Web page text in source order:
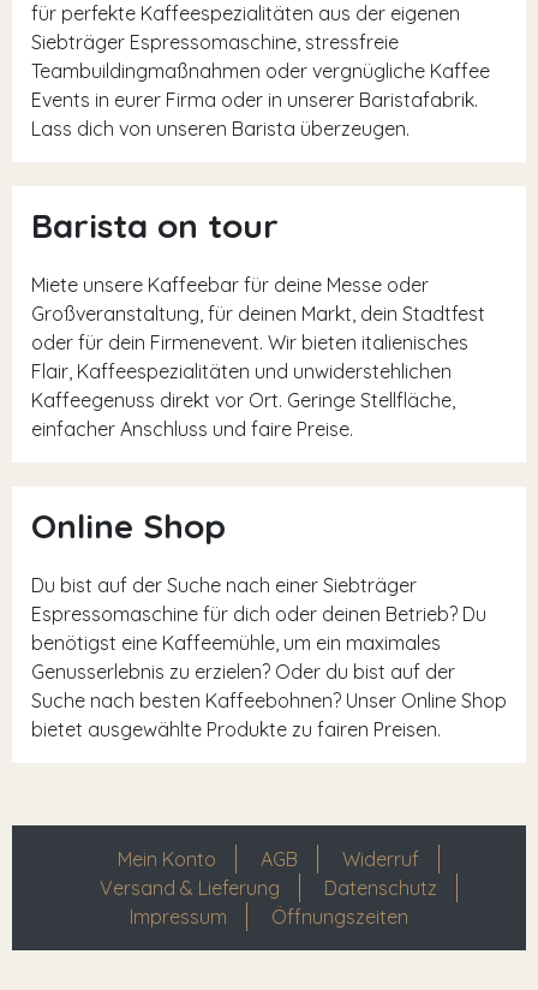
für perfekte Kaffeespezialitäten aus der eigenen
Siebträger Espressomaschine, stressfreie
Teambuildingmaßnahmen oder vergnügliche Kaffee
Events in eurer Firma oder in unserer Baristafabrik.
Lass dich von unseren Barista überzeugen.
Barista on tour
Miete unsere Kaffeebar für deine Messe oder
Großveranstaltung, für deinen Markt, dein Stadtfest
oder für dein Firmenevent. Wir bieten italienisches
Flair, Kaffeespezialitäten und unwiderstehlichen
Kaffeegenuss direkt vor Ort. Geringe Stellfläche,
einfacher Anschluss und faire Preise.
Online Shop
Du bist auf der Suche nach einer Siebträger
Espressomaschine für dich oder deinen Betrieb? Du
benötigst eine Kaffeemühle, um ein maximales
Genusserlebnis zu erzielen? Oder du bist auf der
Suche nach besten Kaffeebohnen? Unser Online Shop
bietet ausgewählte Produkte zu fairen Preisen.
Mein Konto AGB
Widerruf
Versand & Lieferung
Datenschutz
Impressum
Öffnungszeiten